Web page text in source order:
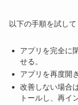
以下の手順を試して
アプリを完全に
せる。
アプリを再度開
改善しない場合
トールし、再イ